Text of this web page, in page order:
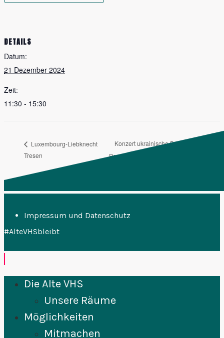
DETAILS
Datum:
21 Dezember 2024
Zeit:
11:30 - 15:30
Luxembourg-Liebknecht
Tresen
Konzert ukrainische Band Abilene
Paradox
Impressum und Datenschutz
#AlteVHSbleibt
Die Alte VHS
Unsere Räume
Möglichkeiten
Mitmachen